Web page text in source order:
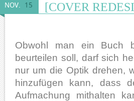
NOV. 15 [COVER
Obwohl man ein Buch
beurteilen soll, darf sich
nur um die Optik drehen,
hinzufügen kann, dass
Aufmachung mithalten